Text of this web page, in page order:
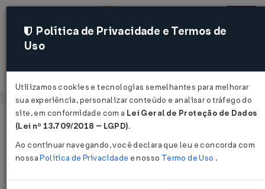
Acessar
Página Inicial
Notícias
disposições sobre a consolidação dos débitos parcelados nos
termos da Lei nº 11.941/2009...
Política de Privacidade e Termos de
Uso
Utilizamos cookies e tecnologias semelhantes para melhorar
sua experiência, personalizar conteúdo e analisar o tráfego do
site, em conformidade com a Lei Geral de Proteção de Dados
(Lei nº 13.709/2018 – LGPD).
Ao continuar navegando, você declara que leu e concorda com
nossaPolítica de Privacidade e nosso Termo de Uso .